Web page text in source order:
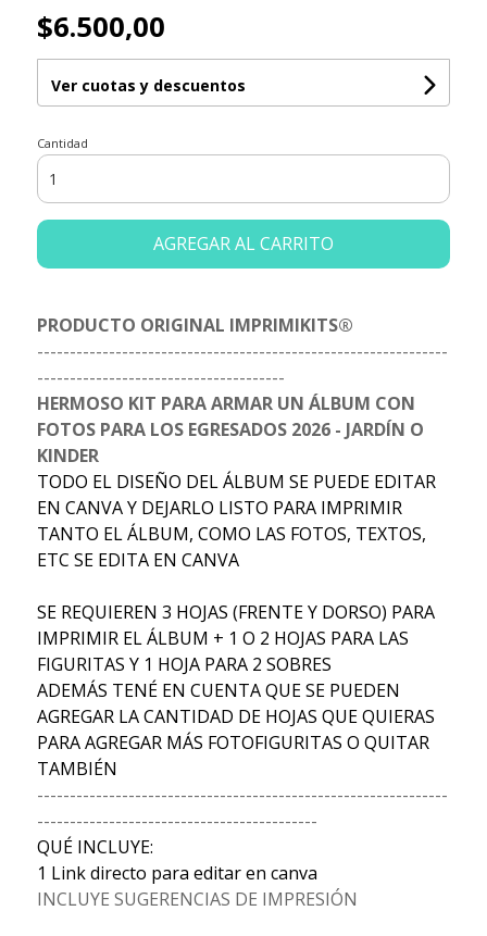
$6.500,00
Ver cuotas y descuentos
Cantidad
AGREGAR AL CARRITO
PRODUCTO ORIGINAL IMPRIMIKITS®
---------------------------------------------------------------
--------------------------------------
HERMOSO KIT PARA ARMAR UN ÁLBUM CON
FOTOS PARA LOS EGRESADOS 2026 - JARDÍN O
KINDER
TODO EL DISEÑO DEL ÁLBUM SE PUEDE EDITAR
EN CANVA Y DEJARLO LISTO PARA IMPRIMIR
TANTO EL ÁLBUM, COMO LAS FOTOS, TEXTOS,
ETC SE EDITA EN CANVA
SE REQUIEREN 3 HOJAS (FRENTE Y DORSO) PARA
IMPRIMIR EL ÁLBUM + 1 O 2 HOJAS PARA LAS
FIGURITAS Y 1 HOJA PARA 2 SOBRES
ADEMÁS TENÉ EN CUENTA QUE SE PUEDEN
AGREGAR LA CANTIDAD DE HOJAS QUE QUIERAS
PARA AGREGAR MÁS FOTOFIGURITAS O QUITAR
TAMBIÉN
---------------------------------------------------------------
-------------------------------------------
QUÉ INCLUYE:
1 Link directo para editar en canva
INCLUYE SUGERENCIAS DE IMPRESIÓN